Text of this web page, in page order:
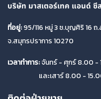
บริษัท มาสเตอร์เทค แอนด์ ซี
ที่อยู่:95/116 หมู่ 3 ซ.บุญศิริ 16 ถ
จ.สมุทรปราการ 10270
เวลาทำการ:จันทร์ - ศุกร์ 8.00 -
และเสาร์ 8.00 -